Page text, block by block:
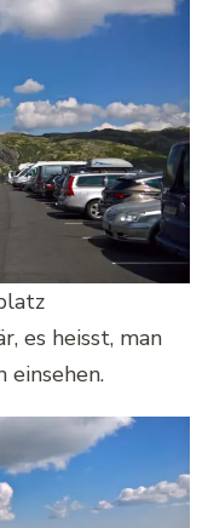
es heisst, man
einsehen.